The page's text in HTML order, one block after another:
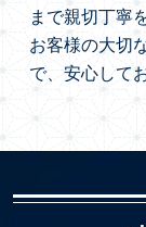
まで親切丁寧
お客様の大切
で、安心して